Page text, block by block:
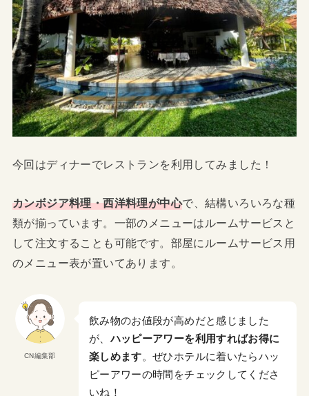
今回はディナーでレストランを利用してみました！
カンボジア料理・西洋料理が中心で、結構いろいろな種
類が揃っています。一部のメニューはルームサービスと
して注文することも可能です。部屋にルームサービス用
のメニュー表が置いてあります。
CN編集部
飲み物のお値段が高めだと感じました
が、ハッピーアワーを利用すればお得に
楽しめます。ぜひホテルに着いたらハッ
ピーアワーの時間をチェックしてくださ
いね！